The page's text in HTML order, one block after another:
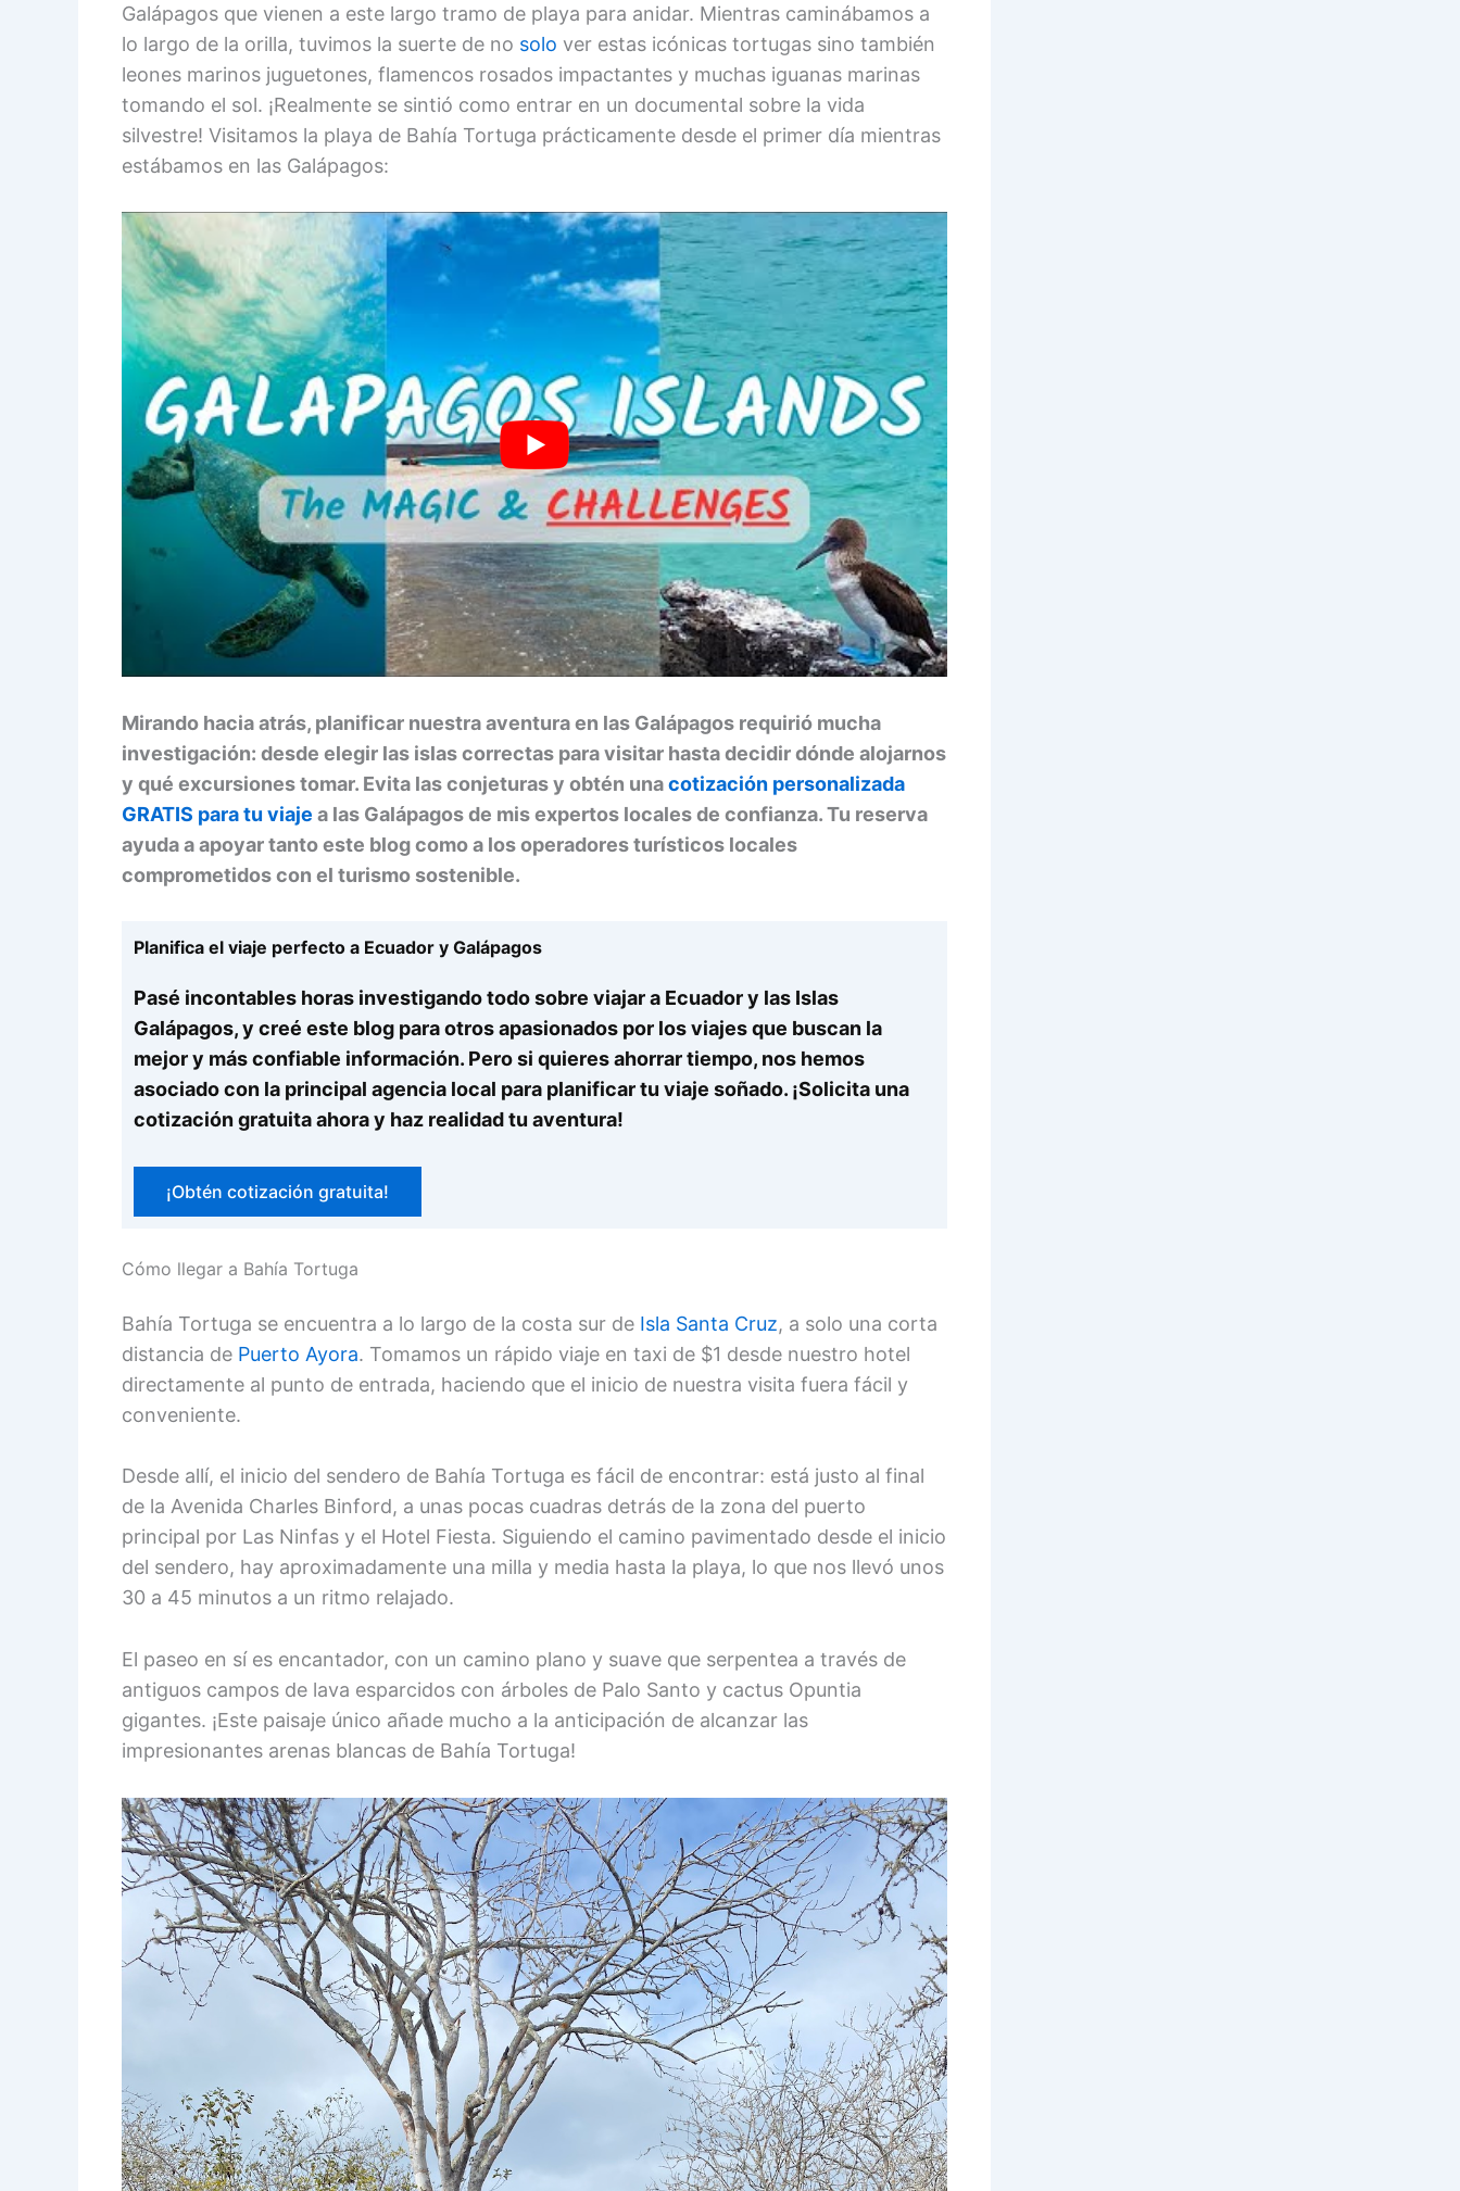
Galápagos que vienen a este largo tramo de playa para anidar. Mientras caminábamos a
lo largo de la orilla, tuvimos la suerte de no solo ver estas icónicas tortugas sino también
leones marinos juguetones, flamencos rosados impactantes y muchas iguanas marinas
tomando el sol. ¡Realmente se sintió como entrar en un documental sobre la vida
silvestre! Visitamos la playa de Bahía Tortuga prácticamente desde el primer día mientras
estábamos en las Galápagos:
Mirando hacia atrás, planificar nuestra aventura en las Galápagos requirió mucha
investigación: desde elegir las islas correctas para visitar hasta decidir dónde alojarnos
y qué excursiones tomar. Evita las conjeturas y obtén unacotización personalizada
GRATIS para tu viaje a las Galápagos de mis expertos locales de confianza. Tu reserva
ayuda a apoyar tanto este blog como a los operadores turísticos locales
comprometidos con el turismo sostenible.
Planifica el viaje perfecto a Ecuador y Galápagos
Pasé incontables horas investigando todo sobre viajar a Ecuador y las Islas
Galápagos, y creé este blog para otros apasionados por los viajes que buscan la
mejor y más confiable información. Pero si quieres ahorrar tiempo, nos hemos
asociado con la principal agencia local para planificar tu viaje soñado. ¡Solicita una
cotización gratuita ahora y haz realidad tu aventura!
¡Obtén cotización gratuita!
Cómo llegar a Bahía Tortuga
Bahía Tortuga se encuentra a lo largo de la costa sur de Isla Santa Cruz, a solo una corta
distancia de Puerto Ayora. Tomamos un rápido viaje en taxi de $1 desde nuestro hotel
directamente al punto de entrada, haciendo que el inicio de nuestra visita fuera fácil y
conveniente.
Desde allí, el inicio del sendero de Bahía Tortuga es fácil de encontrar: está justo al final
de la Avenida Charles Binford, a unas pocas cuadras detrás de la zona del puerto
principal por Las Ninfas y el Hotel Fiesta. Siguiendo el camino pavimentado desde el inicio
del sendero, hay aproximadamente una milla y media hasta la playa, lo que nos llevó unos
30 a 45 minutos a un ritmo relajado.
El paseo en sí es encantador, con un camino plano y suave que serpentea a través de
antiguos campos de lava esparcidos con árboles de Palo Santo y cactus Opuntia
gigantes. ¡Este paisaje único añade mucho a la anticipación de alcanzar las
impresionantes arenas blancas de Bahía Tortuga!